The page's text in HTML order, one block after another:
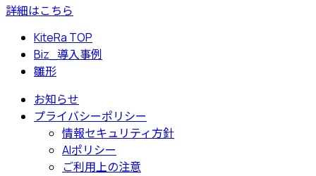
詳細はこちら
KiteRa TOP
Biz_導入事例
雛形
お知らせ
プライバシーポリシー
情報セキュリティ方針
AIポリシー
ご利用上の注意